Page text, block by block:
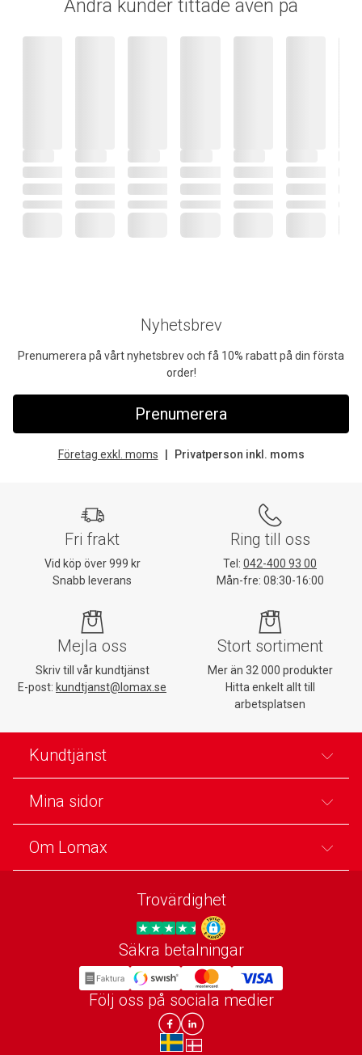
Andra kunder tittade även på
Nyhetsbrev
Prenumerera på vårt nyhetsbrev och få 10% rabatt på din första
order!
Prenumerera
Företag exkl. moms Privatperson inkl. moms
Fri frakt
Vid köp över 999 kr
Snabb leverans
Ring till oss
Tel: 042-400 93 00
Mån-fre: 08:30-16:00
Mejla oss
Skriv till vår kundtjänst
E-post: kundtjanst@lomax.se
Stort sortiment
Mer än 32 000 produkter
Hitta enkelt allt till
arbetsplatsen
Kundtjänst
Mina sidor
Om Lomax
Trovärdighet
Trygg E-handel
Säkra betalningar
Följ oss på sociala medier
Lomax DK Facebook
Lomax SE LinkIn
sv-SEda-DK